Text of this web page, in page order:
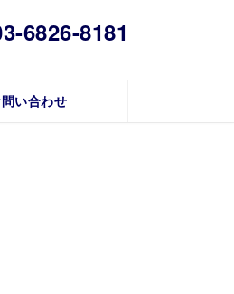
6826-8181
い合わせ